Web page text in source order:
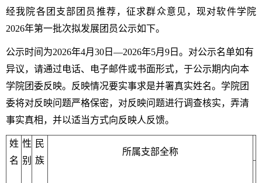
经我院各团支部团员推荐，征求群众意见，现对软件学院
2026年第一批次拟发展团员公示如下。
公示时间为2026年4月 30 日—2026年5月 9 日。对公示名单如有
异议，请通过电话、电子邮件或书面形式，于公示期内向本
学院团委反映。反映情况要实事求是并署真实姓名。学院团
委将对反映问题严格保密，对反映问题进行调查核实，弄清
事实真相，并以适当方式向反映人反馈。
姓
名
性
别
民
族
所属支部全称